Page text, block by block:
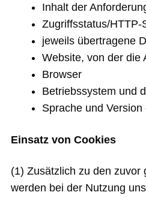
Inhalt der
Zugriffsstatus/HTTP-
jeweils übertragene
Website, von der die
Browser
Betriebssystem und
Sprache und
Einsatz von Cookies
(1) Zusätzlich zu den zuvor
werden bei der Nutzung